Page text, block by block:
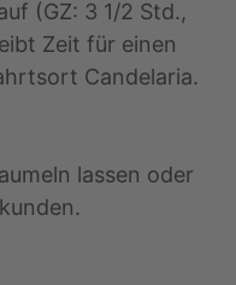
(GZ: 3 1/2 Std.,
Zeit für einen
Candelaria.
lassen oder